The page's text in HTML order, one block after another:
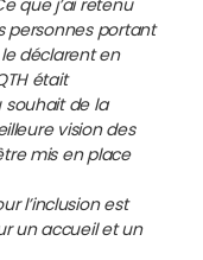
que j’ai retenu
personnes portant
déclarent en
était
de la
vision des
mis en place
l’inclusion est
un accueil et un